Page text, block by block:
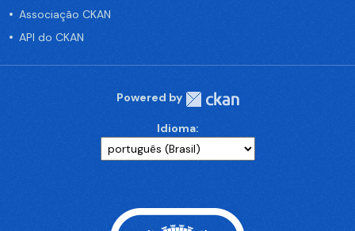
Associação CKAN
API do CKAN
Powered by
Idioma